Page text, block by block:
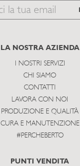
Email
subscribe
LA NOSTRA AZIENDA
I NOSTRI SERVIZI
CHI SIAMO
CONTATTI
LAVORA CON NOI
PRODUZIONE E QUALITÀ
CURA E MANUTENZIONE
#PERCHEBERTO
PUNTI VENDITA